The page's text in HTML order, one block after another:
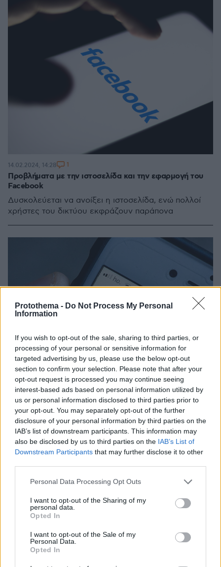
Protothema - Do Not Process My Personal
Information
If you wish to opt-out of the sale, sharing to third parties, or
processing of your personal or sensitive information for
targeted advertising by us, please use the below opt-out
section to confirm your selection. Please note that after your
opt-out request is processed you may continue seeing
interest-based ads based on personal information utilized by
us or personal information disclosed to third parties prior to
your opt-out. You may separately opt-out of the further
disclosure of your personal information by third parties on the
IAB’s list of downstream participants. This information may
also be disclosed by us to third parties on the IAB’s List of
Downstream Participants that may further disclose it to other
Please note that this website/app uses one or more Google
not limited to your visit or usage behaviour. You may click to
grant or deny consent to Google and its third-party tags to
use your data for below specified purposes in below Google
consent section.
Personal Data Processing Opt Outs
I want to opt-out of the Sharing of my
personal data.
Opted In
I want to opt-out of the Sale of my
Personal Data.
Opted In
Προβλήματα με την ιστοσελίδα και την εφαρμογή του
Facebook
Δυσκολεύεται να ανοίξει η ιστοσελίδα, ενώ πολλοί
χρήστες του δικτύου εκφράζουν παράπονα
14.02.2024, 14:28 1
Προβλήματα με το Messenger - Δεν κλείνουν οι
συγκεκριμένο πρόβλημα οι χρήστες στην Ελλάδα
09.02.2024, 17:43 15